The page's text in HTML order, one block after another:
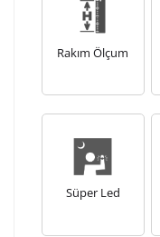
Rakım Ölçum
Süper Led